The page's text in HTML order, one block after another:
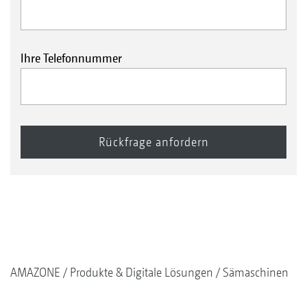
Ihre Telefonnummer
AMAZONE Produkte & Digitale Lösungen
Sämaschinen